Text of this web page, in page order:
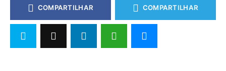
COMPARTILHAR COMPARTILHAR